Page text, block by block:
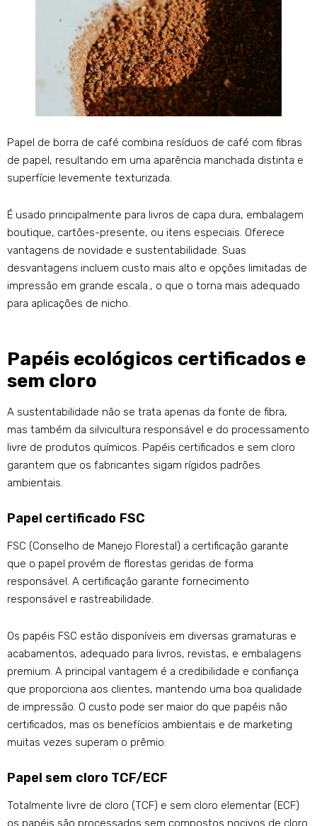
Papel de borra de café combina resíduos de café com fibras
de papel, resultando em uma aparência manchada distinta e
superfície levemente texturizada.
É usado principalmente para livros de capa dura, embalagem
boutique, cartões-presente, ou itens especiais. Oferece
vantagens de novidade e sustentabilidade. Suas
desvantagens incluem custo mais alto e opções limitadas de
impressão em grande escala., o que o torna mais adequado
para aplicações de nicho.
Papéis ecológicos certificados e
sem cloro
A sustentabilidade não se trata apenas da fonte de fibra,
mas também da silvicultura responsável e do processamento
livre de produtos químicos. Papéis certificados e sem cloro
garantem que os fabricantes sigam rígidos padrões
ambientais.
Papel certificado FSC
FSC (Conselho de Manejo Florestal) a certificação garante
que o papel provém de florestas geridas de forma
responsável. A certificação garante fornecimento
responsável e rastreabilidade.
Os papéis FSC estão disponíveis em diversas gramaturas e
acabamentos, adequado para livros, revistas, e embalagens
premium. A principal vantagem é a credibilidade e confiança
que proporciona aos clientes, mantendo uma boa qualidade
de impressão. O custo pode ser maior do que papéis não
certificados, mas os benefícios ambientais e de marketing
muitas vezes superam o prêmio.
Papel sem cloro TCF/ECF
Totalmente livre de cloro (TCF) e sem cloro elementar (ECF)